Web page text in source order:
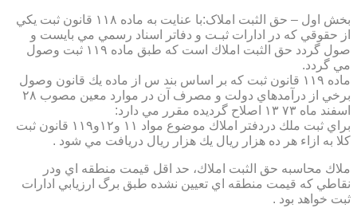
بخش اول – حق الثبت املاک:با عنايت به ماده ۱۱۸ قانون ثبت يكي
از حقوقي كه در ادارات ثبـت و دفاتر اسناد رسمي مي بايست و
صول گردد حق الثبت املاك است كه طبق ماده ۱۱۹ ثبت وصول
مي گردد.
ماده ۱۱۹ قانون ثبت كه بر اساس بند س از ماده يك قانون وصول
برخي از درآمدهاي دولت و مصرف آن در موارد معين مصوب ۲۸
اسفند ماه ۷۳ ۱۳ اصلاح گرديده مقرر مي دارد:
براي ثبت ملك دردفتر املاك موضوع مواد ۱۱ و۱۲و۱۱۹ قانون ثبت
كلا به ازاء هر ده هزار ريال يك هزار ريال دريافت مي شود .
ملاك محاسبه حق الثبت املاك، حد اقل قيمت منطقه اي ودر
نقاطي كه قيمت منطقه اي تعيين نشده طبق برگ ارزيابي ادارات
ثبت خواهد بود .